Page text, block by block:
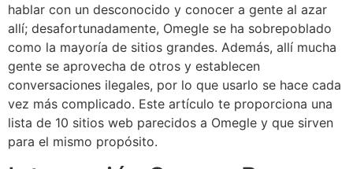
hablar con un desconocido y conocer a gente al azar
allí; desafortunadamente, Omegle se ha sobrepoblado
como la mayoría de sitios grandes. Además, allí mucha
gente se aprovecha de otros y establecen
conversaciones ilegales, por lo que usarlo se hace cada
vez más complicado. Este artículo te proporciona una
lista de 10 sitios web parecidos a Omegle y que sirven
para el mismo propósito.